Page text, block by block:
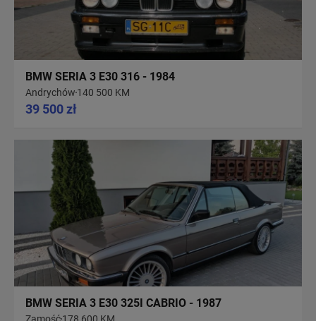
BMW SERIA 3 E30 316 - 1984
Andrychów 140 500 KM
39 500 zł
BMW SERIA 3 E30 325I CABRIO - 1987